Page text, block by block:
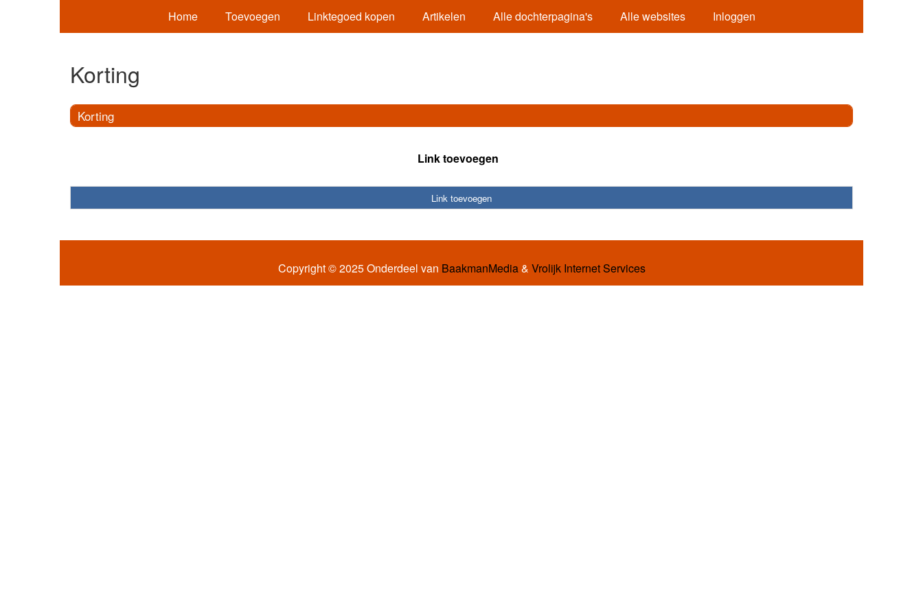
Home Toevoegen Linktegoed kopen Artikelen Alle dochterpagina's Alle websites Inloggen
Korting
Korting
Link toevoegen
Link toevoegen
Copyright © 2025 Onderdeel van BaakmanMedia& Vrolijk Internet Services